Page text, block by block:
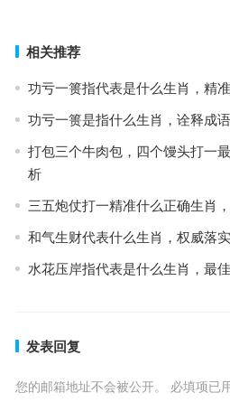
相关推荐
功亏一篑指代表是什么生肖，精
功亏一篑是指什么生肖，诠释成
打包三个牛肉包，四个馒头打一
析
三五炮仗打一精准什么正确生肖
和气生财代表什么生肖，权威落
水花压岸指代表是什么生肖，最
发表回复
您的邮箱地址不会被公开。 必填项已